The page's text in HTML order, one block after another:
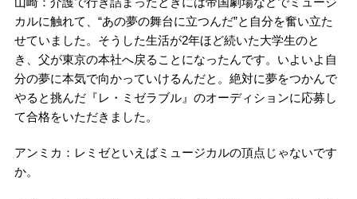
カルに触れて、“あの夢の舞台に立つんだ”と自分を奮い立た
せていました。そうした生活が2年ほど続いた大学生のと
き、父が東京の本社へ戻ることになったんです。いよいよ自
分の夢に本気で向かっていけるんだと。絶対に夢をつかんで
やると挑んだ『レ・ミゼラブル』のオーディションに応募し
て合格をいただきました。
アンミカ：レミゼといえばミュージカルの頂点じゃないです
か。